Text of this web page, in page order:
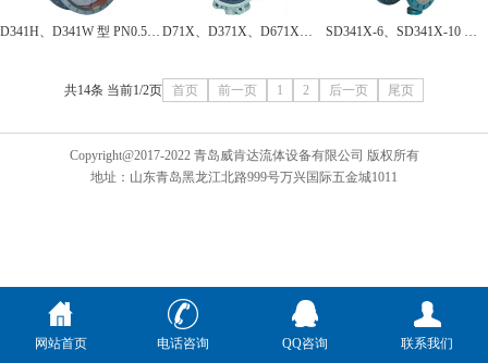
D341H、D341W 型 PN0.5~PN1 通风蝶阀 D71X、D371X、D671X、D971X 型 PN10、PN16 A型对夹式蝶阀 SD341X-6、SD341X-10 型法兰式伸缩蝶阀
共14条 当前1/2页 首页 前一页 1 2 后一页 尾页
Copyright@2017-2022 青岛威肯达流体设备有限公司 版权所有
地址：山东青岛黑龙江北路999号万兴国际五金城1011
网站首页 电话咨询 QQ咨询 联系我们